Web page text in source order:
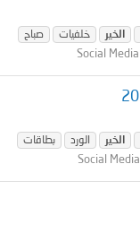
الخير خلفيات
صباح
الخير الورد
بطاقات